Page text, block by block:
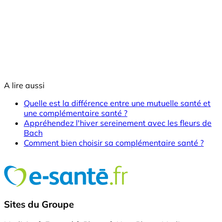
A lire aussi
Quelle est la différence entre une mutuelle santé et
une complémentaire santé ?
Appréhendez l'hiver sereinement avec les fleurs de
Bach
Comment bien choisir sa complémentaire santé ?
Sites du Groupe